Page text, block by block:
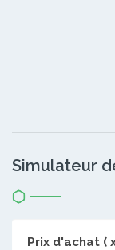
Simulateur
Prix d'achat (